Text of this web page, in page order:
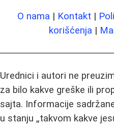
O nama | Kontakt |
korišćenja |
Urednici i autori ne
za bilo kakve greške ili
sajta. Informacije
u stanju „takvom kakve